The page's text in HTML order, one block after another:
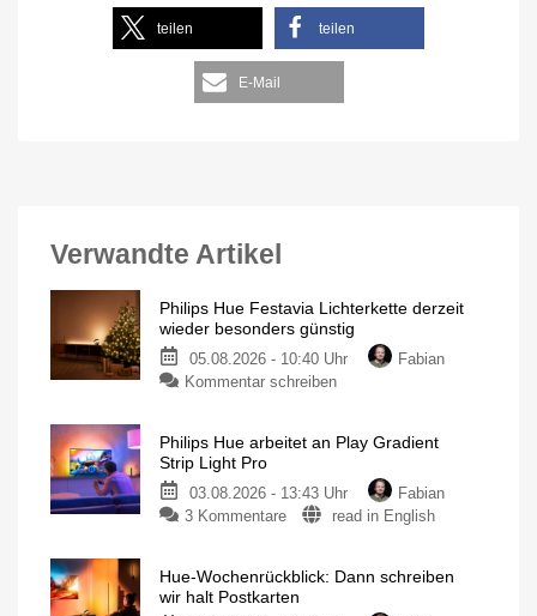
teilen teilen
E-Mail
Verwandte Artikel
Philips Hue Festavia Lichterkette derzeit
wieder besonders günstig
05.08.2026 - 10:40 Uhr
Fabian
Kommentar schreiben
Philips Hue arbeitet an Play Gradient
Strip Light Pro
03.08.2026 - 13:43 Uhr
Fabian
3 Kommentare
read in English
Hue-Wochenrückblick: Dann schreiben
wir halt Postkarten